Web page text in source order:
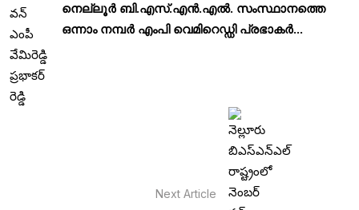
നെല്ലൂർ ബി.എസ്.എൻ.എൽ. സംസ്ഥാനത്തെ
ഒന്നാം നമ്പർ എംപി വെമിറെഡ്ഡി പ്രഭാകർ...
Next Article